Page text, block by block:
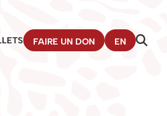
FAIRE UN DON EN